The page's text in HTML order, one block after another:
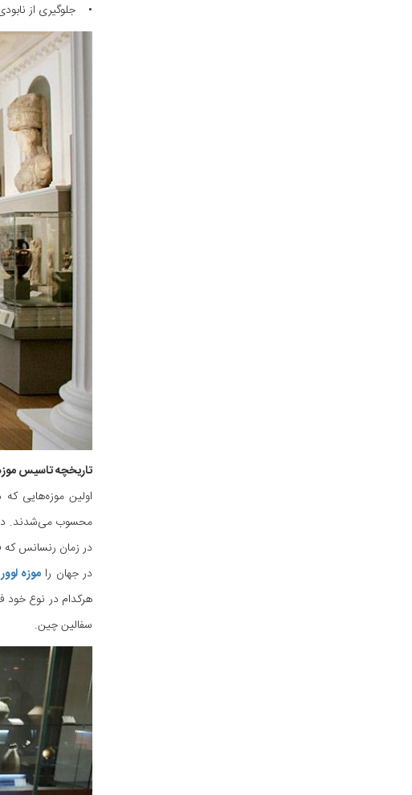
• جلوگیری از
تاریخچه تاسیس
اولین موزه‌هایی
در زمان رنسانس که
در جهان راموزه لوور
هرکدام در نوع خود
سفالین چین.